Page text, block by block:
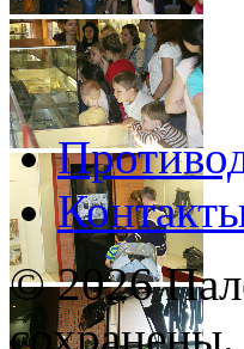
© 2026
сохранены.